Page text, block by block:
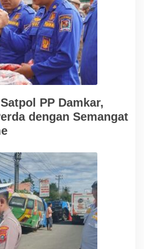
PP Damkar,
dengan Semangat